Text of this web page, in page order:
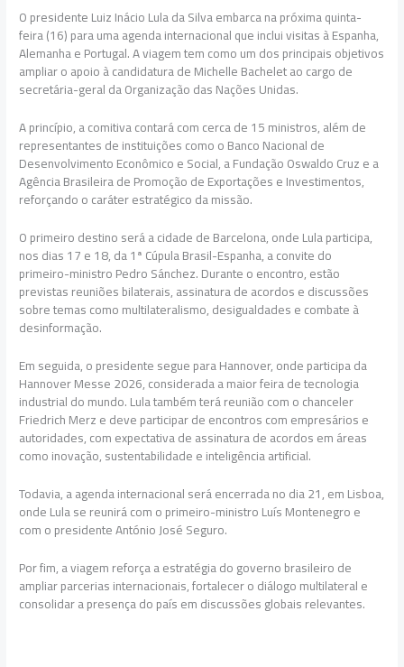
O presidente Luiz Inácio Lula da Silva embarca na próxima quinta-
feira (16) para uma agenda internacional que inclui visitas à Espanha,
Alemanha e Portugal. A viagem tem como um dos principais objetivos
ampliar o apoio à candidatura de Michelle Bachelet ao cargo de
secretária-geral da Organização das Nações Unidas.
A princípio, a comitiva contará com cerca de 15 ministros, além de
representantes de instituições como o Banco Nacional de
Desenvolvimento Econômico e Social, a Fundação Oswaldo Cruz e a
Agência Brasileira de Promoção de Exportações e Investimentos,
reforçando o caráter estratégico da missão.
O primeiro destino será a cidade de Barcelona, onde Lula participa,
nos dias 17 e 18, da 1ª Cúpula Brasil-Espanha, a convite do
primeiro-ministro Pedro Sánchez. Durante o encontro, estão
previstas reuniões bilaterais, assinatura de acordos e discussões
sobre temas como multilateralismo, desigualdades e combate à
desinformação.
Em seguida, o presidente segue para Hannover, onde participa da
Hannover Messe 2026, considerada a maior feira de tecnologia
industrial do mundo. Lula também terá reunião com o chanceler
Friedrich Merz e deve participar de encontros com empresários e
autoridades, com expectativa de assinatura de acordos em áreas
como inovação, sustentabilidade e inteligência artificial.
Todavia, a agenda internacional será encerrada no dia 21, em Lisboa,
onde Lula se reunirá com o primeiro-ministro Luís Montenegro e
com o presidente António José Seguro.
Por fim, a viagem reforça a estratégia do governo brasileiro de
ampliar parcerias internacionais, fortalecer o diálogo multilateral e
consolidar a presença do país em discussões globais relevantes.